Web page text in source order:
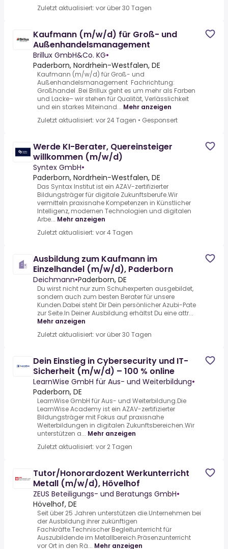
Zuletzt aktualisiert: vor über 30 Tagen
Kaufmann (m/w/d) für Groß- und
Außenhandelsmanagement
Brillux GmbH&Co. KG•
Paderborn, Nordrhein-Westfalen, DE
Kaufmann (m/w/d) für Groß- und
Außenhandelsmanagement Fachrichtung:
Großhandel .Bei Brillux geht es um mehr als Farben
und Lacke– wir stehen für Qualität, Verlässlichkeit
und ein starkes Miteinand... Mehr anzeigen
Zuletzt aktualisiert: vor 24 Tagen • Gesponsert
Werde KI-Berater, Quereinsteiger
willkommen (m/w/d)
Syntex GmbH•
Paderborn, Nordrhein-Westfalen, DE
Das Syntax Institut ist ein AZAV-zertifizierter
Bildungsträger für digitale Zukunftsberufe.Wir
vermitteln praxisnahe Kompetenzen in Künstlicher
Intelligenz, modernen Technologien und digitalen
Arbe... Mehr anzeigen
Zuletzt aktualisiert: vor 4 Tagen
Ausbildung zum Kaufmann im
Einzelhandel (m/w/d), Paderborn
Deichmann•Paderborn, DE
Du wirst nicht nur zum Schuhexperten ausgebildet,
sondern auch zum besten Berater für unsere
Kunden.Dabei steht Dir Dein persönlicher Azubi-Pate
zur Seite.In Deiner Ausbildung erhältst Du eine attr...
Mehr anzeigen
Zuletzt aktualisiert: vor über 30 Tagen
Dein Einstieg in Cybersecurity und IT-
Sicherheit (m/w/d) – 100 % online
LearnWise GmbH für Aus- und Weiterbildung•
Paderborn, DE
LearnWise GmbH für Aus- und Weiterbildung.Die
LearnWise Academy ist ein AZAV-zertifizierter
Bildungsträger mit Fokus auf praxisnahe
Weiterbildungen in digitalen Zukunftsbereichen.Wir
unterstützen a... Mehr anzeigen
Zuletzt aktualisiert: vor 2 Tagen
Tutor/Honorardozent Werkunterricht
Metall (m/w/d), Hövelhof
ZEUS Beteiligungs- und Beratungs GmbH•
Hövelhof, DE
Seit über 25 Jahren unterstützen die.Unternehmen bei
der Ausbildung ihrer zukünftigen
Fachkräfte.Technischer Begleitunterricht für
Auszubildende im Metallbereich.Präsenzunterricht
vor Ort in den Rä... Mehr anzeigen